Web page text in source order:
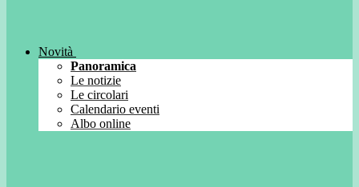
Novità
Panoramica
Le notizie
Le circolari
Calendario eventi
Albo online